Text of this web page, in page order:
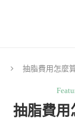
抽脂費用怎麼
抽脂費用